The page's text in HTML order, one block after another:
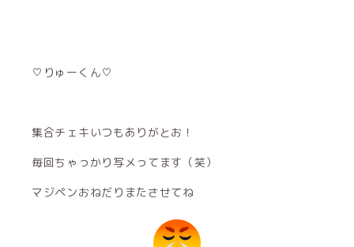
♡りゅーくん♡
集合チェキいつもありがとお！
毎回ちゃっかり写メってます（笑）
マジペンおねだりまたさせてね